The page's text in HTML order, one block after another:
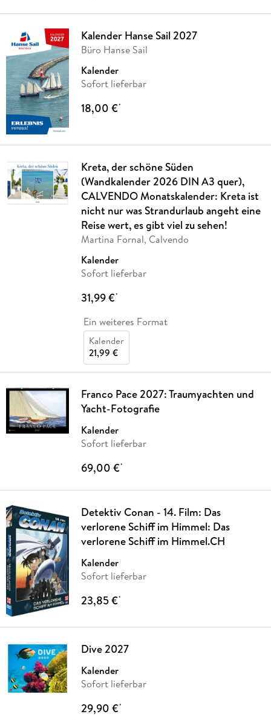
Kalender Hanse Sail 2027
Büro Hanse Sail
Kalender
Sofort lieferbar
18,00 €*
Kreta, der schöne Süden
(Wandkalender 2026 DIN A3 quer),
CALVENDO Monatskalender: Kreta ist
nicht nur was Strandurlaub angeht eine
Reise wert, es gibt viel zu sehen!
Martina Fornal, Calvendo
Kalender
Sofort lieferbar
31,99 €*
Ein weiteres Format
Kalender
21,99 €
Franco Pace 2027: Traumyachten und
Yacht-Fotografie
Kalender
Sofort lieferbar
69,00 €*
Detektiv Conan - 14. Film: Das
verlorene Schiff im Himmel: Das
verlorene Schiff im Himmel.CH
Kalender
Sofort lieferbar
23,85 €*
Dive 2027
Kalender
Sofort lieferbar
29,90 €*